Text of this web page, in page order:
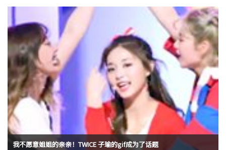
我不愿意姐姐的亲亲！TWICE 子瑜的gif成为了话题